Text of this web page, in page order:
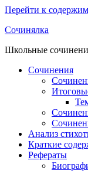
Перейти к
Сочинялка
Школьные
Сочинения
Анализ
Краткие
Рефераты